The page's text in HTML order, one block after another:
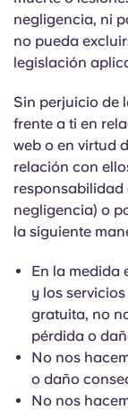
negligencia, ni
no pueda
legislación
Sin perjuicio de
frente a ti en
web o en virtud
relación con
negligencia) o
la siguiente
En la medida
y los
gratuita, no
pérdida o
No nos
o daño
No nos